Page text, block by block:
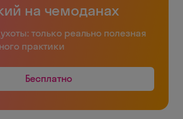
на чемоданах
только реально полезная
практики
Бесплатно